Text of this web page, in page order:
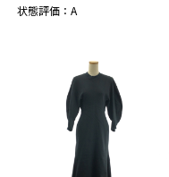
状態評価：A